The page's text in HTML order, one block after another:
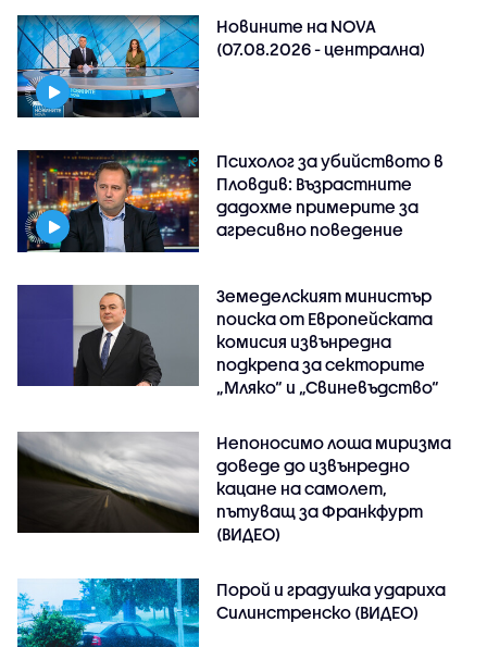
Новините на NOVA
(07.08.2026 - централна)
Психолог за убийството в
Пловдив: Възрастните
дадохме примерите за
агресивно поведение
Земеделският министър
поиска от Европейската
комисия извънредна
подкрепа за секторите
„Мляко“ и „Свиневъдство“
Непоносимо лоша миризма
доведе до извънредно
кацане на самолет,
пътуващ за Франкфурт
(ВИДЕО)
Порой и градушка удариха
Силинстренско (ВИДЕО)